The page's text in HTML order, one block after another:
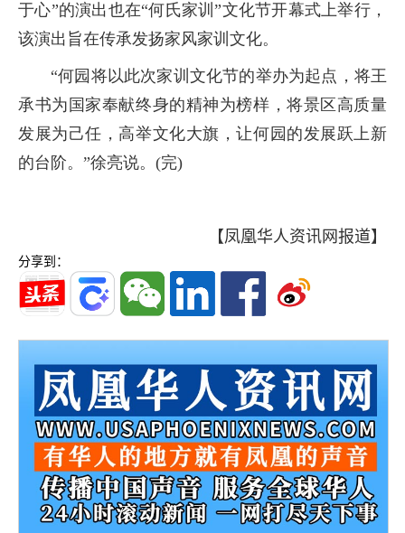
于心”的演出也在“何氏家训”文化节开幕式上举行，
该演出旨在传承发扬家风家训文化。
“何园将以此次家训文化节的举办为起点，将王
承书为国家奉献终身的精神为榜样，将景区高质量
发展为己任，高举文化大旗，让何园的发展跃上新
的台阶。”徐亮说。(完)
【凤凰华人资讯网报道】
分享到：